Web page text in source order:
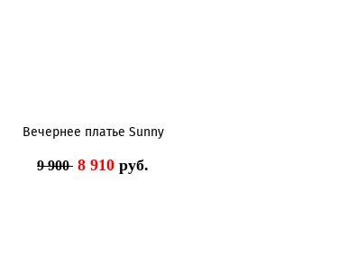
Вечернее платье Sunny
9 900 8 910 руб.